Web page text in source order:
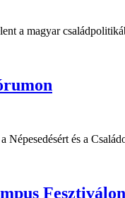
a magyar
és a
Fesztiválon